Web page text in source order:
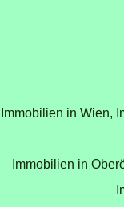
Immobilien in Wien,
Immobilien in